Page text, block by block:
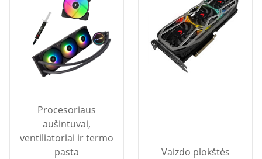
Procesoriaus
aušintuvai,
ventiliatoriai ir termo
pasta
Vaizdo plokštės